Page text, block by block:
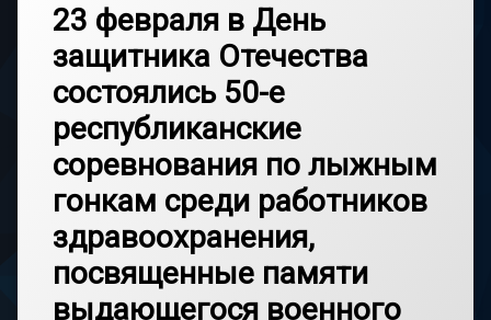
23 февраля в День
защитника Отечества
состоялись 50-е
республиканские
соревнования по лыжным
гонкам среди работников
здравоохранения,
посвященные памяти
выдающегося военного